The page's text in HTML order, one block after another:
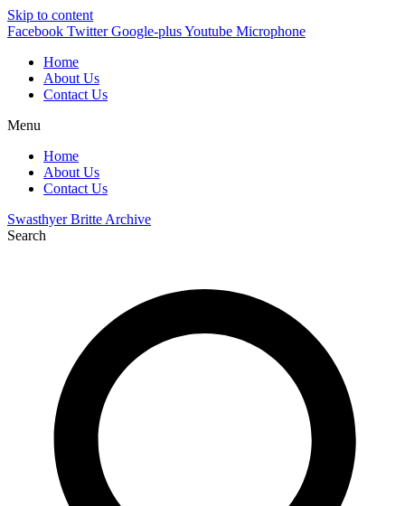
Skip to content
Facebook Twitter Google-plusYoutube Microphone
Home
About Us
Contact Us
Menu
Home
About Us
Contact Us
Swasthyer Britte Archive
Search